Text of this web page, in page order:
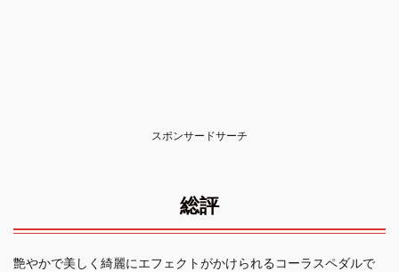
スポンサードサーチ
総評
艶やかで美しく綺麗にエフェクトがかけられるコーラスペダルで